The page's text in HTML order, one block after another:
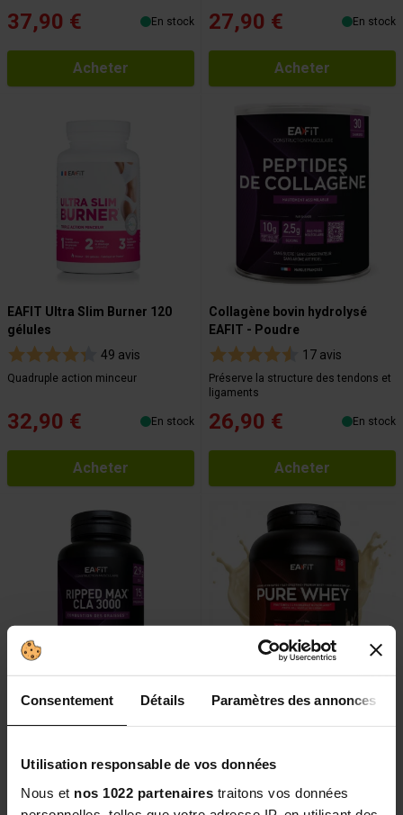
Consentement Détails Paramètres des annonces
Utilisation responsable de vos données
Nous et nos 1022 partenaires traitons vos données
37,90 € En stock
Acheter
27,90 € En stock
Acheter
EAFIT Ultra Slim Burner 120
gélules
49 avis
Quadruple action minceur
32,90 € En stock
Acheter
Collagène bovin hydrolysé
EAFIT - Poudre
17 avis
Préserve la structure des tendons et
ligaments
26,90 € En stock
Acheter
capsules
21,99 €
750gr
39,90 € En stock